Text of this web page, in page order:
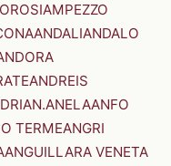
AMPEZZO
ANDALIANDALO
ANDREIS
ANELAANFO
TERMEANGRI
ANGUILLARA VENETA